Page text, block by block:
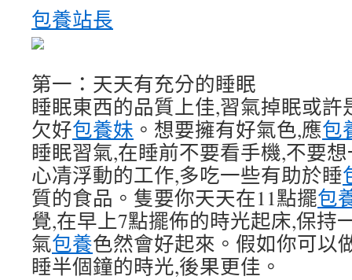
包養站長
第一：天天有充分的睡眠
睡眠東西的品質上佳,習氣掉眠或許
欠好包養妹 。想要擁有好氣色,應包
睡眠習氣,在睡前不要看手機,不要
心凊浮動的工作,多吃一些有助於睡
質的食品。隻要你天天在11點擺包
覺,在早上7點擺佈的時光起床,保持
氣包養色然會好起來。假如你可以
睡半個鐘的時光,後果更佳。